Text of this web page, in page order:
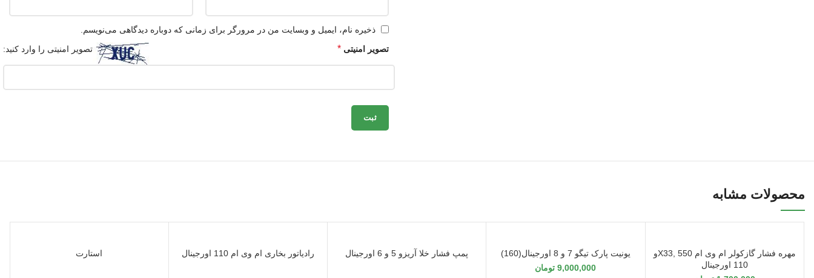
ذخیره نام، ایمیل و وبسایت من در مرورگر برای زمانی که دوباره دیدگاهی می‌نویسم.
تصویر امنیتی * تصویر امنیتی را وارد کنید:
محصولات مشابه
مهره فشار گازکولر ام وی ام 550 ,X33و
110 اورجینال
یونیت پارک تیگو 7 و 8 اورجینال(160)
9,000,000 تومان
پمپ فشار خلا آریزو 5 و 6 اورجینال رادیاتور بخاری ام وی ام 110 اورجینال استارت